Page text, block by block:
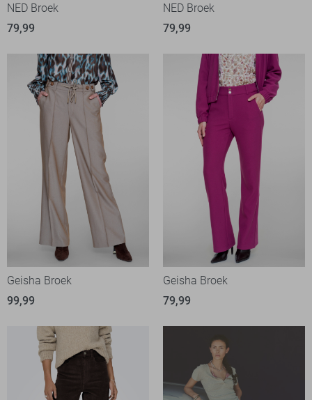
NED Broek
79,99
NED Broek
79,99
Geisha Broek
99,99
Geisha Broek
79,99